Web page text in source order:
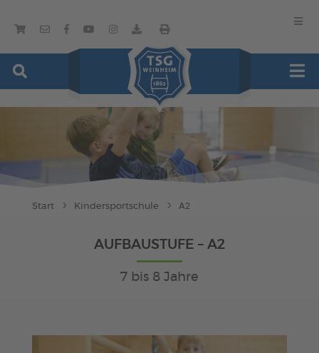
Start Kindersportschule A2
AUFBAUSTUFE – A2
7 bis 8 Jahre